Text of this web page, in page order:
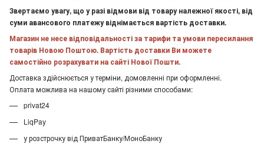
Звертаємо увагу, що у разі відмови від товару належної якості, від
суми авансового платежу віднімається вартість доставки.
Магазин не несе відповідальності за тарифи та умови пересилання
товарів Новою Поштою. Вартість доставки Ви можете
самостійно розрахувати на сайті Нової Пошти.
Доставка здійснюється у терміни, домовленні при оформленні.
Оплата можлива на нашому сайті різними способами:
privat24
LiqPay
у розстрочку від ПриватБанку/МоноБанку